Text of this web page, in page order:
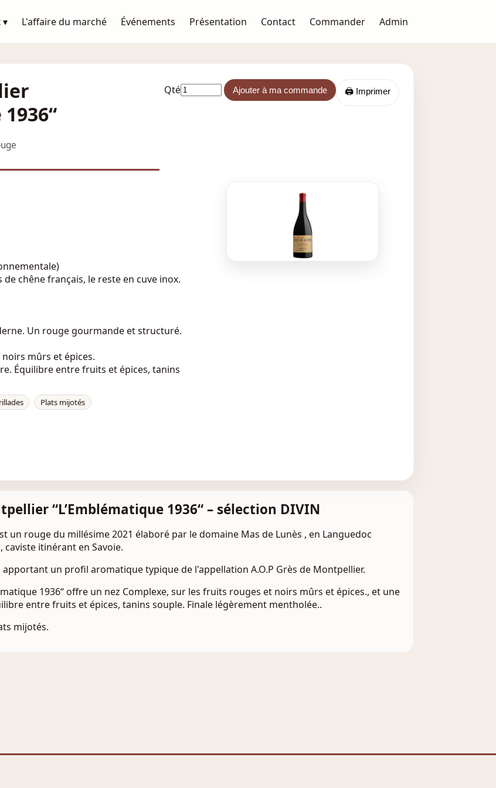
L'affaire du marché Événements Présentation Contact Commander Admin
🖨️ Imprimer
Qté Ajouter à ma commande
chêne français, le reste en cuve inox.
Un rouge gourmande et structuré.
mûrs et épices.
Équilibre entre fruits et épices, tanins
Plats mijotés
“L’Emblématique 1936“ – sélection DIVIN
un rouge du millésime 2021 élaboré par le domaine Mas de Lunès , en Languedoc
caviste itinérant en Savoie.
apportant un profil aromatique typique de l'appellation A.O.P Grès de Montpellier.
1936“ offre un nez Complexe, sur les fruits rouges et noirs mûrs et épices., et une
entre fruits et épices, tanins souple. Finale légèrement mentholée..
mijotés.